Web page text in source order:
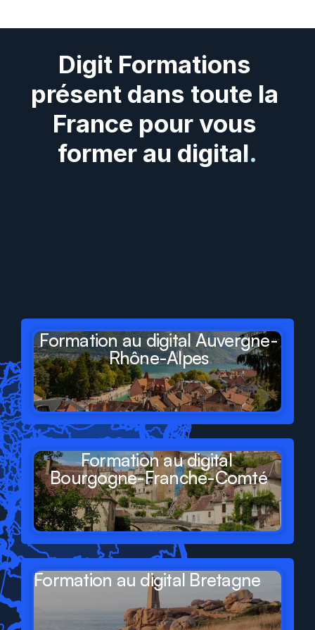
Digit Formations
présent dans toute la
France pour vous
former au digital.
deFrance
Formation au digital Auvergne-
Rhône-Alpes
Formation au digital
Bourgogne-Franche-Comté
Formation au digital Bretagne